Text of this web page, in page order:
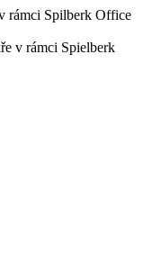
rámci Spilberk Office
v rámci Spielberk